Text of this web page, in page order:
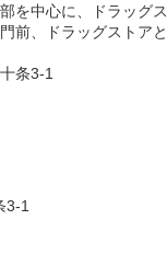
を中心に、ドラッグ
前、ドラッグストア
条3-1
3-1